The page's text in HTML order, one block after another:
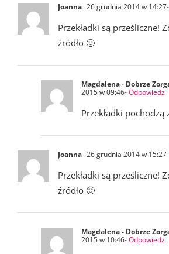
Joanna 26 grudnia 2014 w 14:27
Przekładki są prześliczne!
źródło 🙂
Magdalena - Dobrze
2015 w 09:46- Odpowiedz
Przekładki
Joanna 26 grudnia 2014 w 15:27
Przekładki są prześliczne!
źródło 🙂
Magdalena - Dobrze
2015 w 10:46- Odpowiedz